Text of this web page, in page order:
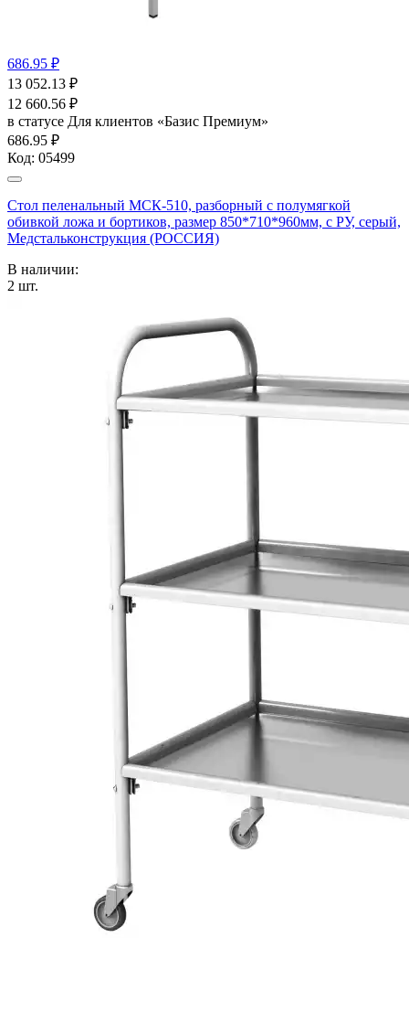
686.95 ₽
13 052.13 ₽
12 660.56 ₽
в статусе Для клиентов «Базис Премиум»
686.95 ₽
Код: 05499
Стол пеленальный МСК-510, разборный с полумягкой
обивкой ложа и бортиков, размер 850*710*960мм, с РУ, серый,
Медстальконструкция (РОССИЯ)
В наличии:
2 шт.